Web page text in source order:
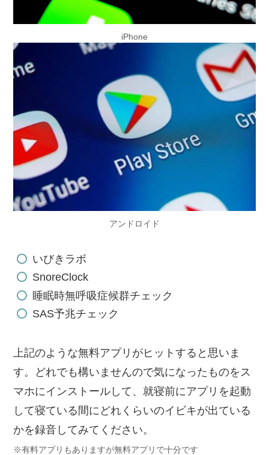
iPhone
アンドロイド
いびきラボ
SnoreClock
睡眠時無呼吸症候群チェック
SAS予兆チェック
上記のような無料アプリがヒットすると思いま
す。どれでも構いませんので気になったものをス
マホにインストールして、就寝前にアプリを起動
して寝ている間にどれくらいのイビキが出ている
かを録音してみてください。
※有料アプリもありますが無料アプリで十分です